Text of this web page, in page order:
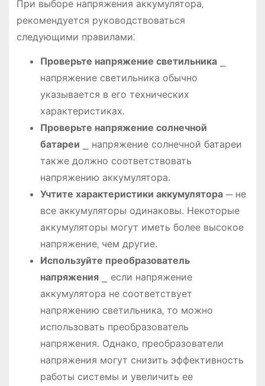
При выборе напряжения аккумулятора‚
рекомендуется руководствоваться
следующими правилами⁚
Проверьте напряжение светильника⎯
напряжение светильника обычно
указывается в его технических
характеристиках.
Проверьте напряжение солнечной
батареи ⎯ напряжение солнечной батареи
также должно соответствовать
напряжению аккумулятора.
Учтите характеристики аккумулятора─ не
все аккумуляторы одинаковы. Некоторые
аккумуляторы могут иметь более высокое
напряжение‚ чем другие.
Используйте преобразователь
напряжения⎯ если напряжение
аккумулятора не соответствует
напряжению светильника‚ то можно
использовать преобразователь
напряжения. Однако‚ преобразователи
напряжения могут снизить эффективность
работы системы и увеличить ее